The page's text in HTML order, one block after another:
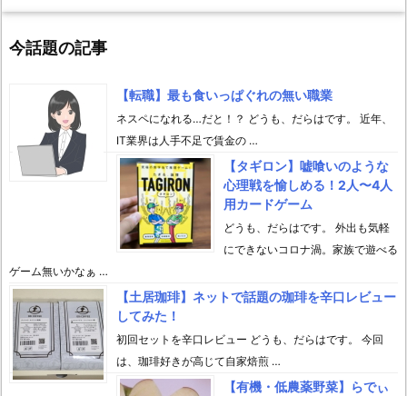
今話題の記事
【転職】最も食いっぱぐれの無い職業
ネスペになれる…だと！？ どうも、だらはです。 近年、
IT業界は人手不足で賃金の …
【タギロン】嘘喰いのような
心理戦を愉しめる！2人〜4人
用カードゲーム
どうも、だらはです。 外出も気軽
にできないコロナ渦。家族で遊べる
ゲーム無いかなぁ …
【土居珈琲】ネットで話題の珈琲を辛口レビュー
してみた！
初回セットを辛口レビュー どうも、だらはです。 今回
は、珈琲好きが高じて自家焙煎 …
【有機・低農薬野菜】らでぃ